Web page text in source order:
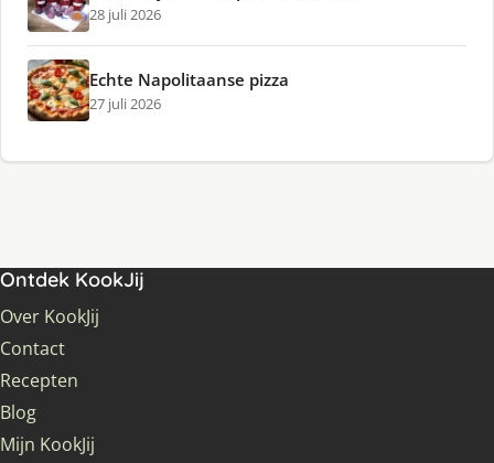
28 juli 2026
Echte Napolitaanse pizza
27 juli 2026
Ontdek KookJij
Over KookJij
Contact
Recepten
Blog
Mijn KookJij